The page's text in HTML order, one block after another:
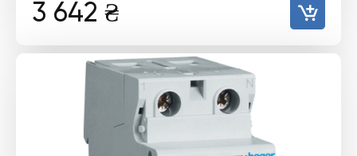
3 642 ₴